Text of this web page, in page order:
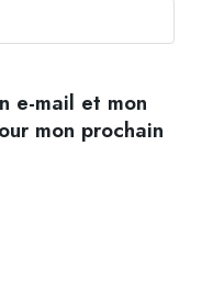
e-mail et mon
mon prochain